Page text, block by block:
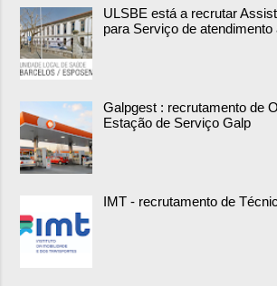
ULSBE está a recrutar
para Serviço de atendimento
Galpgest : recrutamento de
Estação de Serviço Galp
IMT - recrutamento de